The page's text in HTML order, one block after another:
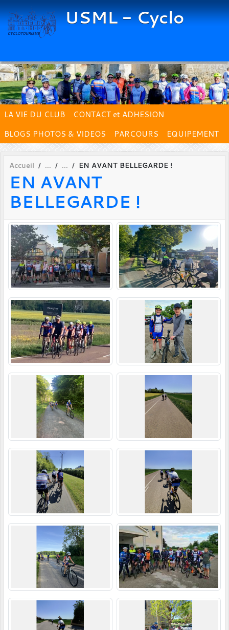
USML - Cyclo
LA VIE DU CLUB
CONTACT et ADHESION
BLOGS PHOTOS & VIDEOS
PARCOURS EQUIPEMENT
Accueil EN AVANT BELLEGARDE !
EN AVANT
BELLEGARDE !
Panneau de gestion des cookies